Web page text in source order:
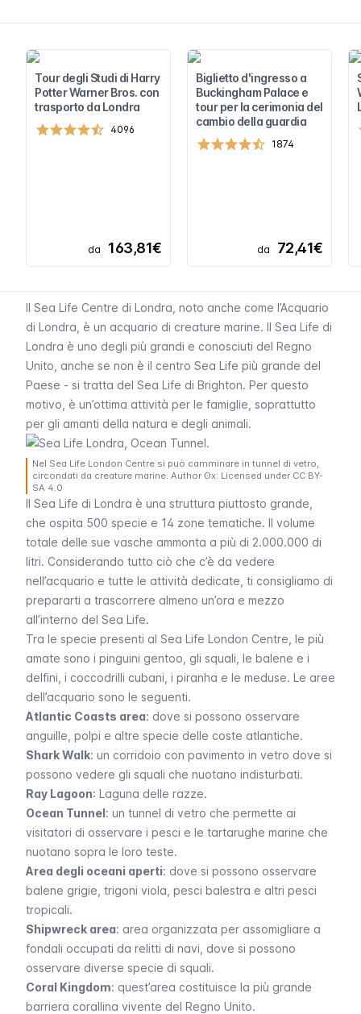
Tour degli Studi di Harry
Potter Warner Bros. con
trasporto da Londra
4096
da 163,81€
Biglietto d'ingresso a
Buckingham Palace e
tour per la cerimonia del
cambio della guardia
1874
da 72,41€
Il Sea Life Centre di Londra, noto anche come l’Acquario
di Londra, è un acquario di creature marine. Il Sea Life di
Londra è uno degli più grandi e conosciuti del Regno
Unito, anche se non è il centro Sea Life più grande del
Paese - si tratta del Sea Life di Brighton. Per questo
motivo, è un’ottima attività per le famiglie, soprattutto
per gli amanti della natura e degli animali.
Nel Sea Life London Centre si può camminare in tunnel di vetro,
circondati da creature marine. Author ʘx: Licensed under CC BY-
SA 4.0
Il Sea Life di Londra è una struttura piuttosto grande,
che ospita 500 specie e 14 zone tematiche. Il volume
totale delle sue vasche ammonta a più di 2.000.000 di
litri. Considerando tutto ciò che c’è da vedere
nell’acquario e tutte le attività dedicate, ti consigliamo di
prepararti a trascorrere almeno un’ora e mezzo
all’interno del Sea Life.
Tra le specie presenti al Sea Life London Centre , le più
amate sono i pinguini gentoo, gli squali, le balene e i
delfini, i coccodrilli cubani, i piranha e le meduse. Le aree
dell’acquario sono le seguenti.
Atlantic Coasts area: dove si possono osservare
anguille, polpi e altre specie delle coste atlantiche.
Shark Walk: un corridoio con pavimento in vetro dove si
possono vedere gli squali che nuotano indisturbati.
Ray Lagoon: Laguna delle razze.
Ocean Tunnel: un tunnel di vetro che permette ai
visitatori di osservare i pesci e le tartarughe marine che
nuotano sopra le loro teste.
Area degli oceani aperti: dove si possono osservare
balene grigie, trigoni viola, pesci balestra e altri pesci
tropicali.
Shipwreck area: area organizzata per assomigliare a
fondali occupati da relitti di navi, dove si possono
osservare diverse specie di squali.
Coral Kingdom: quest’area costituisce la più grande
barriera corallina vivente del Regno Unito.